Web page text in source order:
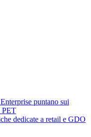
puntano sui
PET
dedicate a retail e GDO